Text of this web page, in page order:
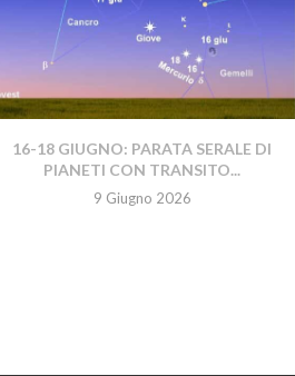
16-18 GIUGNO: PARATA SERALE DI
PIANETI CON TRANSITO...
9 Giugno 2026